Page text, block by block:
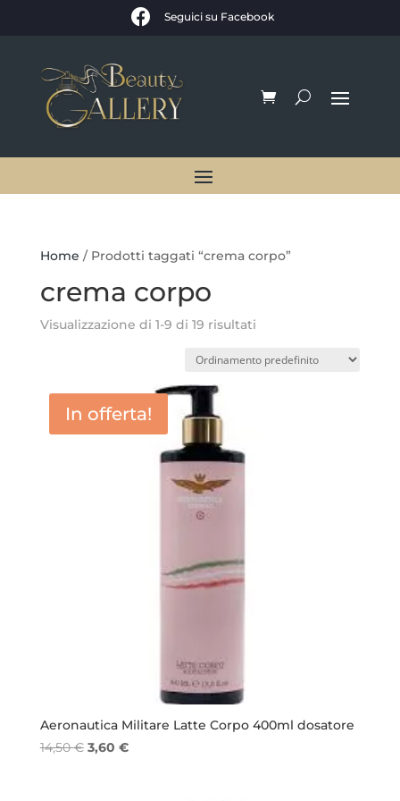
 Seguici su Facebook
Home / Prodotti taggati “crema corpo”
crema corpo
Visualizzazione di 1-9 di 19 risultati
In offerta!
Aeronautica Militare Latte Corpo 400ml dosatore
14,50€ Il
3,60 €Il